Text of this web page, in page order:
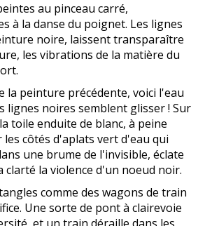
au pinceau carré,
à la danse du poignet. Les lignes
noire, laissent transparaître
les vibrations de la matière du
la peinture précédente, voici l'eau
lignes noires semblent glisser ! Sur
toile enduite de blanc, à peine
les côtés d'aplats vert d'eau qui
une brume de l'invisible, éclate
clarté la violence d'un noeud noir.
comme des wagons de train
Une sorte de pont à clairevoie